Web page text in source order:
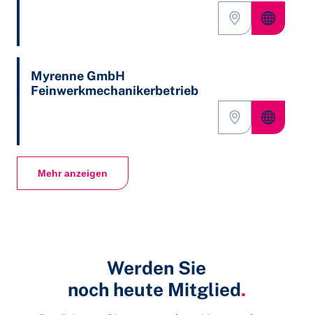
Myrenne GmbH
Feinwerkmechanikerbetrieb
Mehr anzeigen
Werden Sie
noch heute Mitglied.